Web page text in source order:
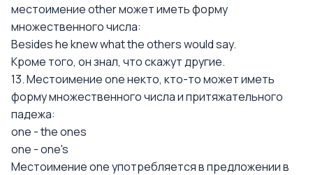
местоимение other может иметь форму
множественного числа:
Besides he knew what the others would say.
Кроме того, он знал, что скажут другие.
13. Местоимение one некто, кто-то может иметь
форму множественного числа и притяжательного
падежа:
one - the ones
one - one's
Местоимение one употребляется в предложении в